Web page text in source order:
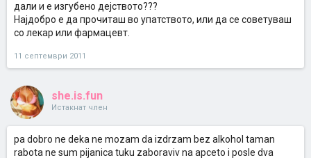
дали и е изгубено дејството???
Најдобро е да прочиташ во упатството, или да се советуваш
со лекар или фармацевт.
11 септември 2011
she.is.fun
Истакнат член
pa dobro ne deka ne mozam da izdrzam bez alkohol taman
rabota ne sum pijanica tuku zaboraviv na apceto i posle dva